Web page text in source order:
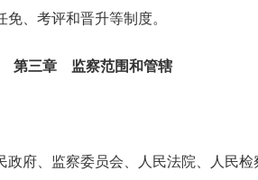
、考评和晋升等制度。
第三章 监察范围和管辖
、监察委员会、人民法院、人民检